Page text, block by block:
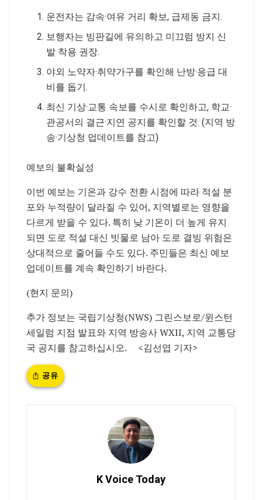
운전자는 감속·여유 거리 확보, 급제동 금지.
보행자는 빙판길에 유의하고 미끄럼 방지 신
발 착용 권장.
야외 노약자·취약가구를 확인해 난방·응급 대
비를 돕기.
최신 기상·교통 속보를 수시로 확인하고, 학교·
관공서의 결근·지연 공지를 확인할 것. (지역 방
송·기상청 업데이트를 참고)
예보의 불확실성
이번 예보는 기온과 강수 전환 시점에 따라 적설 분
포와 누적량이 달라질 수 있어, 지역별로는 영향을
다르게 받을 수 있다. 특히 낮 기온이 더 높게 유지
되면 도로 적설 대신 빗물로 남아 도로 결빙 위험은
상대적으로 줄어들 수도 있다. 주민들은 최신 예보
업데이트를 계속 확인하기 바란다.
(현지 문의)
추가 정보는 국립기상청(NWS) 그린스보로/윈스턴
세일럼 지점 발표와 지역 방송사 WXII, 지역 교통당
국 공지를 참고하십시오.
<김선엽 기자>
공유
K Voice Today